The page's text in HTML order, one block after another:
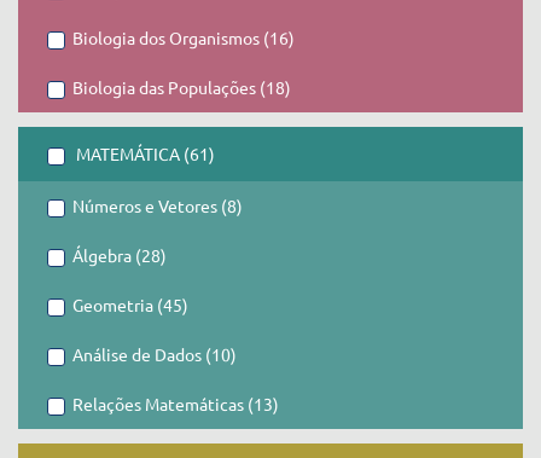
Biologia dos Organismos (16)
Biologia das Populações (18)
MATEMÁTICA (61)
Números e Vetores (8)
Álgebra (28)
Geometria (45)
Análise de Dados (10)
Relações Matemáticas (13)